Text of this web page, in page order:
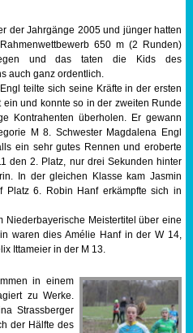
der Jahrgänge 2005 und jünger hatten
650 m (2 Runden)
und das taten die Kids des
auch ganz ordentlich.
teilte sich seine Kräfte in der ersten
ein und konnte so in der zweiten Runde
Kontrahenten überholen. Er gewann
M 8. Schwester Magdalena Engl
ein sehr gutes Rennen und eroberte
den 2. Platz, nur drei Sekunden hinter
In der gleichen Klasse kam Jasmin
Platz 6. Robin Hanf erkämpfte sich in
Niederbayerische Meistertitel über eine
waren dies Amélie Hanf in der W 14,
Ittameier in der M 13.
in einem
zu Werke.
Strassberger
der Hälfte des